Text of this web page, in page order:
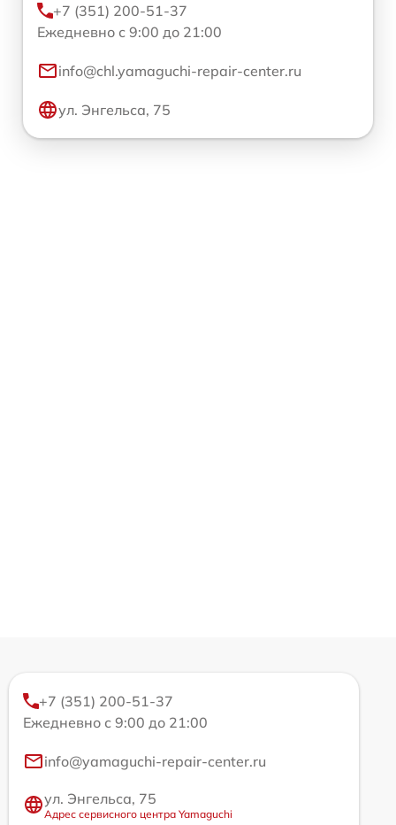
+7 (351) 200-51-37
Ежедневно с 9:00 до 21:00
info@chl.yamaguchi-repair-center.ru
ул. Энгельса, 75
+7 (351) 200-51-37
Ежедневно с 9:00 до 21:00
info@yamaguchi-repair-center.ru
ул. Энгельса, 75
Адрес сервисного центра Yamaguchi